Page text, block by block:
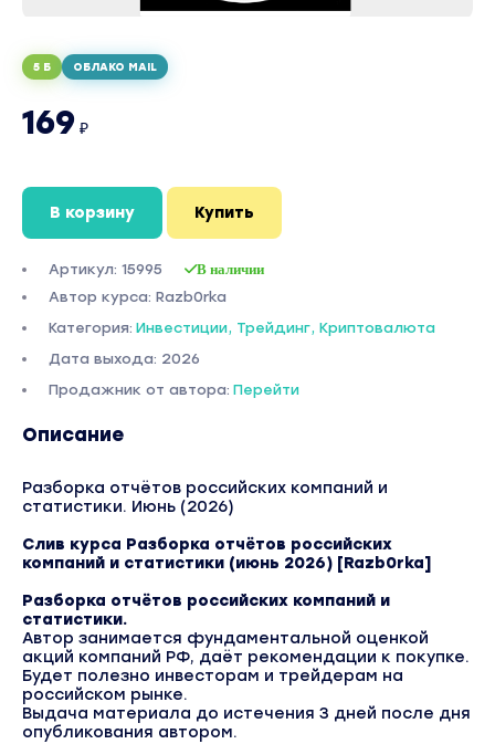
5 Б ОБЛАКО MAIL
169 ₽
В корзину Купить
Артикул: 15995 В наличии
Автор курса: Razb0rka
Категория: Инвестиции, Трейдинг, Криптовалюта
Дата выхода: 2026
Продажник от автора: Перейти
Описание
Разборка отчётов российских компаний и
статистики. Июнь (2026)
Слив курса Разборка отчётов российских
компаний и статистики (июнь 2026) [Razb0rka]
Разборка отчётов российских компаний и
статистики.
Автор занимается фундаментальной оценкой
акций компаний РФ, даёт рекомендации к покупке.
Будет полезно инвесторам и трейдерам на
российском рынке.
Выдача материала до истечения 3 дней после дня
опубликования автором.